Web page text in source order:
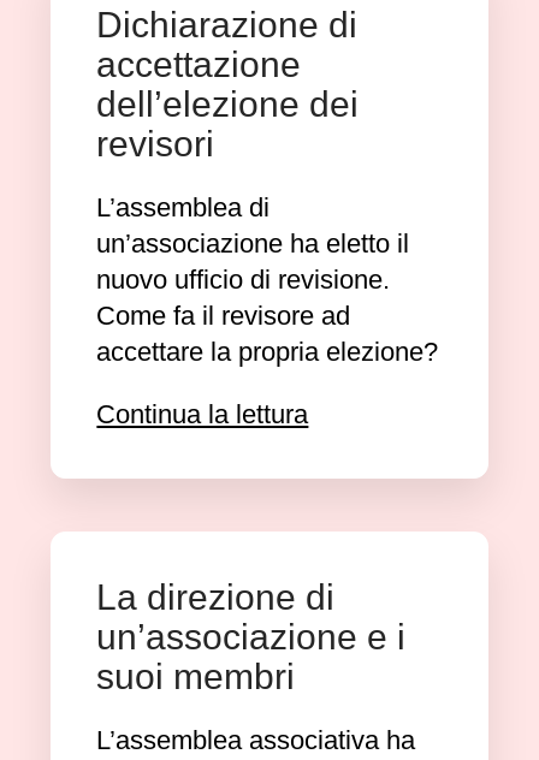
Dichiarazione di
accettazione
dell’elezione dei
revisori
L’assemblea di
un’associazione ha eletto il
nuovo ufficio di revisione.
Come fa il revisore ad
accettare la propria elezione?
Continua la lettura
La direzione di
un’associazione e i
suoi membri
L’assemblea associativa ha